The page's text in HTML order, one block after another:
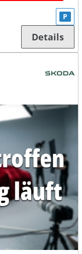
P
Details